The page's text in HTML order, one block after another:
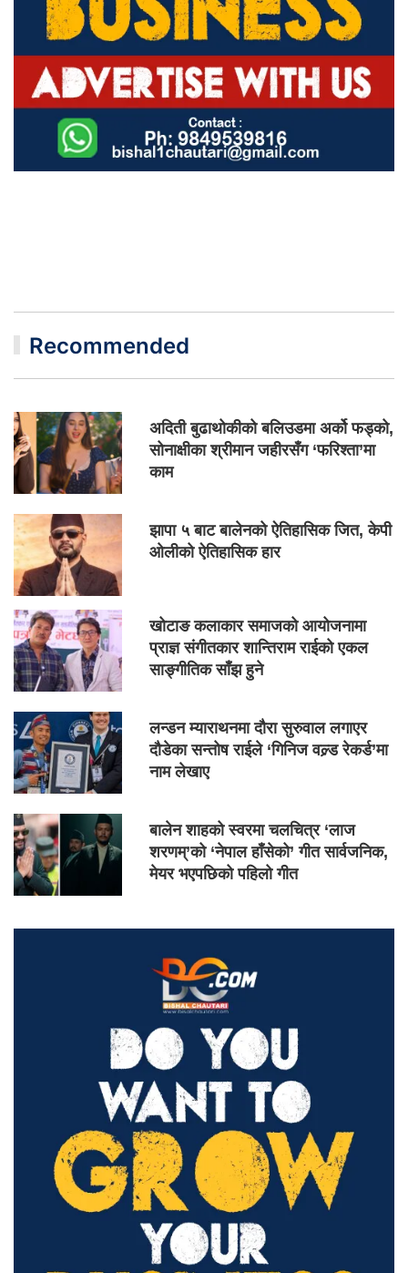
Recommended
अदिती बुढाथोकीको बलिउडमा अर्को फड्को,
सोनाक्षीका श्रीमान जहीरसँग ‘फरिश्ता’मा
काम
झापा ५ बाट बालेनको ऐतिहासिक जित, केपी
ओलीको ऐतिहासिक हार
खोटाङ कलाकार समाजको आयोजनामा
प्राज्ञ संगीतकार शान्तिराम राईको एकल
साङ्गीतिक साँझ हुने
लन्डन म्याराथनमा दौरा सुरुवाल लगाएर
दौडेका सन्तोष राईले ‘गिनिज वल्र्ड रेकर्ड’मा
नाम लेखाए
बालेन शाहको स्वरमा चलचित्र ‘लाज
शरणम्’को ‘नेपाल हाँसेको’ गीत सार्वजनिक,
मेयर भएपछिको पहिलो गीत